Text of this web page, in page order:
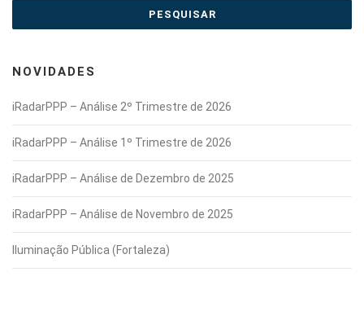
NOVIDADES
iRadarPPP – Análise 2º Trimestre de 2026
iRadarPPP – Análise 1º Trimestre de 2026
iRadarPPP – Análise de Dezembro de 2025
iRadarPPP – Análise de Novembro de 2025
Iluminação Pública (Fortaleza)